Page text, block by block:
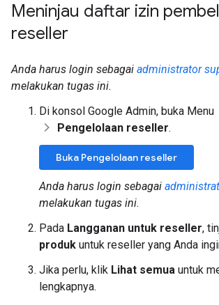
Meninjau daftar izin
reseller
Anda harus login sebagai administrator
melakukan tugas ini.
Di konsol Google Admin, buka Menu
Pengelolaan reseller.
Buka Pengelolaan reseller
Anda harus login sebagai
melakukan tugas ini.
Pada Langganan untuk reseller,
produk untuk reseller yang Anda
Jika perlu, klik Lihat semua untuk
lengkapnya.